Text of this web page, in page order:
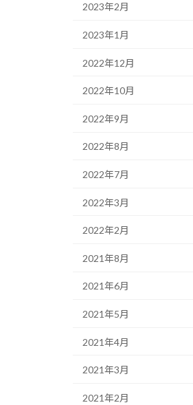
2023年2月
2023年1月
2022年12月
2022年10月
2022年9月
2022年8月
2022年7月
2022年3月
2022年2月
2021年8月
2021年6月
2021年5月
2021年4月
2021年3月
2021年2月